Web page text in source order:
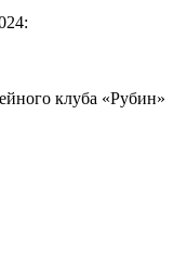
клуба «Рубин»